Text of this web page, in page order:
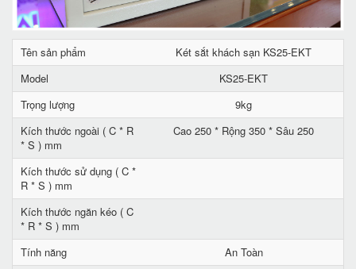
Tên sản phẩm
Két sắt khách sạn KS25-EKT
Model
KS25-EKT
Trọng lượng
9kg
Kích thước ngoài ( C * R
* S ) mm
Cao 250 * Rộng 350 * Sâu 250
Kích thước sử dụng ( C *
R * S ) mm
Kích thước ngăn kéo ( C
* R * S ) mm
Tính năng
An Toàn